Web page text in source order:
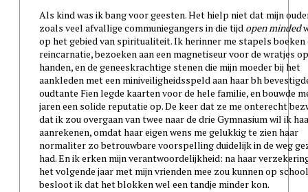
Als kind was ik bang voor geesten. Het hielp niet dat mijn
zoals veel afvallige communiegangers in die tijd open minded
op het gebied van spiritualiteit. Ik herinner me stapels boeken
reincarnatie, bezoeken aan een magnetiseur voor de wratjes
handen, en de geneeskrachtige stenen die mijn moeder bij het
aankleden met een miniveiligheidsspeld aan haar bh
oudtante Fien legde kaarten voor de hele familie, en bouwde
jaren een solide reputatie op. De keer dat ze me onterecht
dat ik zou overgaan van twee naar de drie Gymnasium wil ik
aanrekenen, omdat haar eigen wens me gelukkig te zien haar
normaliter zo betrouwbare voorspelling duidelijk in de weg
had. En ik erken mijn verantwoordelijkheid: na haar
het volgende jaar met mijn vrienden mee zou kunnen op
besloot ik dat het blokken wel een tandje minder kon.